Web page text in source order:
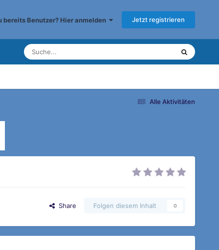
bereits Benutzer? Hier anmelden Jetzt registrieren
Alle Aktivitäten
Share Folgen diesem Inhalt 0